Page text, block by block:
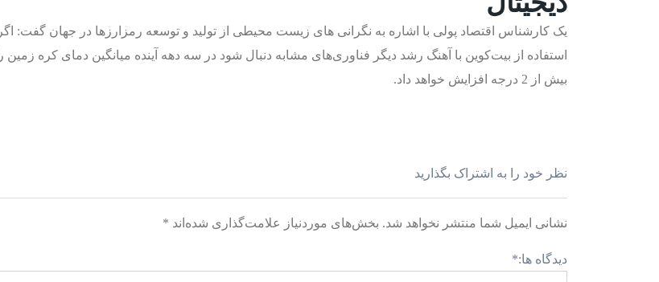
یک کارشناس اقتصاد پولی با اشاره به نگرانی های زیست محیطی از تولید و توسعه رمزارزها در جهان گفت: اگر
استفاده از بیت‌کوین با آهنگ رشد دیگر فناوری‌های مشابه دنبال شود در سه دهه آینده میانگین دمای کره زمین را
بیش از 2 درجه افزایش خواهد داد.
نظر خود را به اشتراک بگذارید
نشانی ایمیل شما منتشر نخواهد شد. بخش‌های موردنیاز علامت‌گذاری شده‌اند *
دیدگاه ها:*